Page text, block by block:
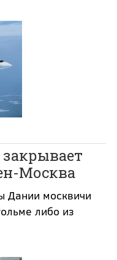
Москва
Дании москвичи
либо из